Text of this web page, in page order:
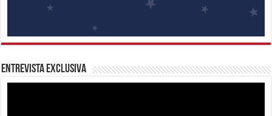
Entrevista Exclusiva